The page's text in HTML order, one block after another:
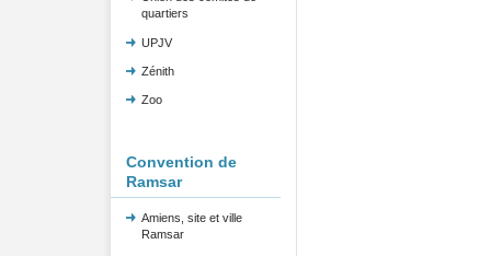
quartiers
UPJV
Zénith
Zoo
Convention de
Ramsar
Amiens, site et ville
Ramsar